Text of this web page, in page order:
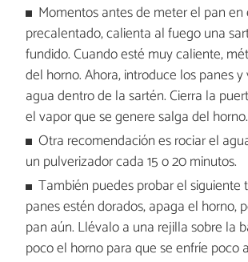
Momentos antes de meter el pan
precalentado, calienta al fuego una
fundido. Cuando esté muy caliente,
del horno. Ahora, introduce los panes
agua dentro de la sartén. Cierra la
el vapor que se genere salga del horno.
Otra recomendación es rociar el
un pulverizador cada 15 o 20 minutos.
También puedes probar el siguiente
panes estén dorados, apaga el horno,
pan aún. Llévalo a una rejilla sobre la
poco el horno para que se enfríe poco